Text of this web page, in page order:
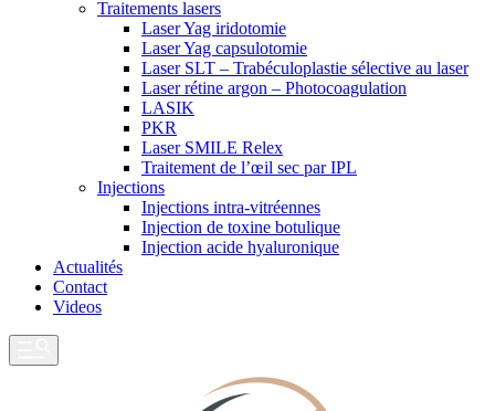
Traitements lasers
Laser Yag iridotomie
Laser Yag capsulotomie
Laser SLT – Trabéculoplastie sélective au laser
Laser rétine argon – Photocoagulation
LASIK
PKR
Laser SMILE Relex
Traitement de l’œil sec par IPL
Injections
Injections intra-vitréennes
Injection de toxine botulique
Injection acide hyaluronique
Actualités
Contact
Videos